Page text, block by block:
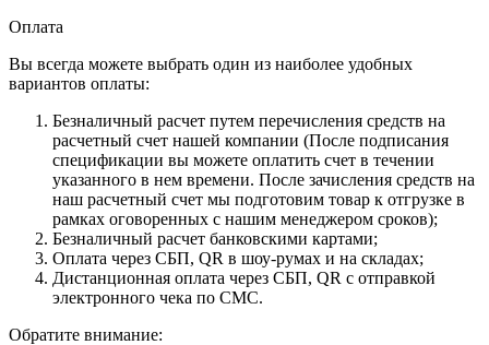
Оплата
Вы всегда можете выбрать один из наиболее удобных
вариантов оплаты:
Безналичный расчет путем перечисления средств на
расчетный счет нашей компании (После подписания
спецификации вы можете оплатить счет в течении
указанного в нем времени. После зачисления средств на
наш расчетный счет мы подготовим товар к отгрузке в
рамках оговоренных с нашим менеджером сроков);
Безналичный расчет банковскими картами;
Оплата через СБП, QR в шоу-румах и на складах;
Дистанционная оплата через СБП, QR с отправкой
электронного чека по СМС.
Обратите внимание: